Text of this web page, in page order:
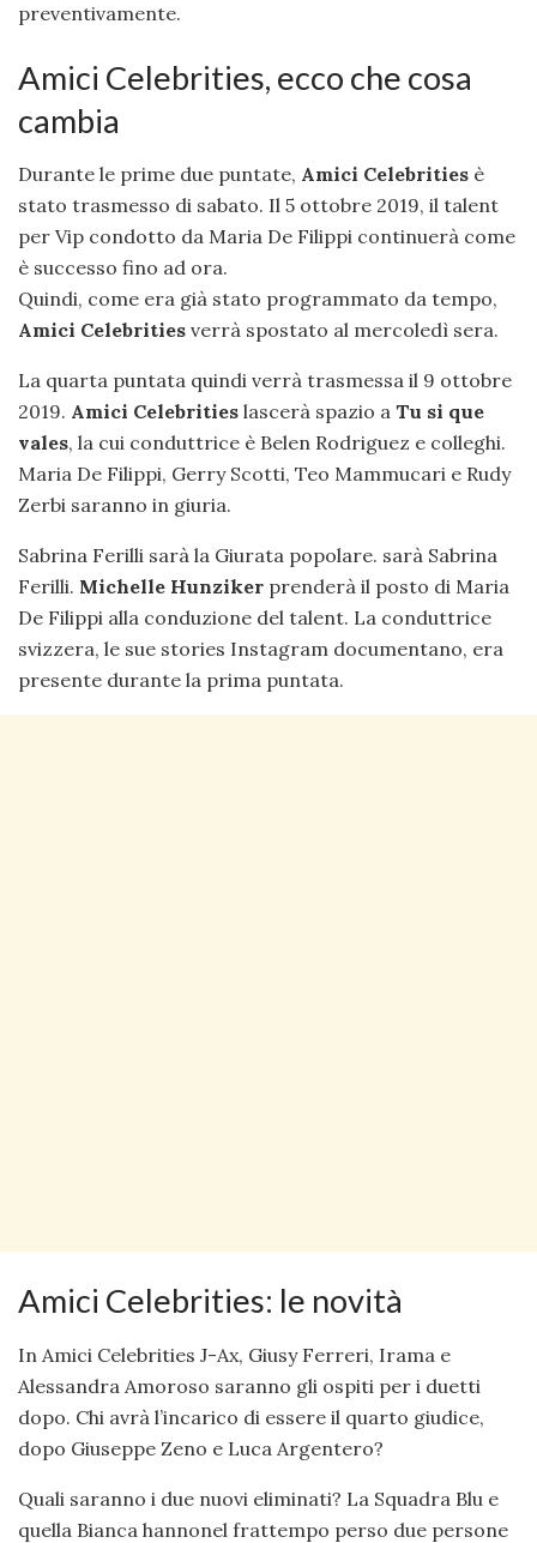
preventivamente.
Amici Celebrities, ecco che cosa
cambia
Durante le prime due puntate, Amici Celebrities è
stato trasmesso di sabato. Il 5 ottobre 2019, il talent
per Vip condotto da Maria De Filippi continuerà come
è successo fino ad ora.
Quindi, come era già stato programmato da tempo,
Amici Celebrities verrà spostato al mercoledì sera.
La quarta puntata quindi verrà trasmessa il 9 ottobre
2019. Amici Celebrities lascerà spazio a Tu si que
vales, la cui conduttrice è Belen Rodriguez e colleghi.
Maria De Filippi, Gerry Scotti, Teo Mammucari e Rudy
Zerbi saranno in giuria.
Sabrina Ferilli sarà la Giurata popolare. sarà Sabrina
Ferilli. Michelle Hunziker prenderà il posto di Maria
De Filippi alla conduzione del talent. La conduttrice
svizzera, le sue stories Instagram documentano, era
presente durante la prima puntata.
Amici Celebrities: le novità
In Amici Celebrities J-Ax, Giusy Ferreri, Irama e
Alessandra Amoroso saranno gli ospiti per i duetti
dopo. Chi avrà l’incarico di essere il quarto giudice,
dopo Giuseppe Zeno e Luca Argentero?
Quali saranno i due nuovi eliminati? La Squadra Blu e
quella Bianca hannonel frattempo perso due persone